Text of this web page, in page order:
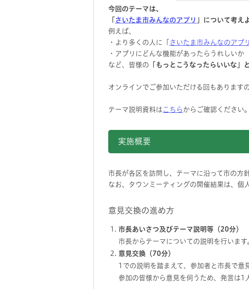
今回のテーマは、
さいたま市みんなのアプリ
」について考
例えば、
・より多くの人に「
さいたま市みんなのアプリ
・アプリにどんな機能があったらうれしい
など、皆様の 「もっとこうなったらいいな」
オンラインでご参加いただける回もあります
テーマ説明資料は こちら からご確認ください
実施概要
市長が各区を訪問し、テーマに沿って市の方
なお、タウンミーティングの開催結果は、個
意見交換の進め方
市長あいさつ及びテーマ説明等（20分）
市長からテーマについての説明を行います
意見交換（70分）
1での説明を踏まえて、参加者と市長で意
参加の皆様から意見を伺うため、発言は1